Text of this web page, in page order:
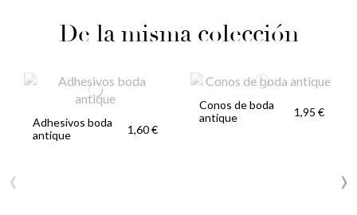
De la misma colección
Adhesivos boda
antique
1,60 €
Conos de boda
antique
1,95 €
‹ ›